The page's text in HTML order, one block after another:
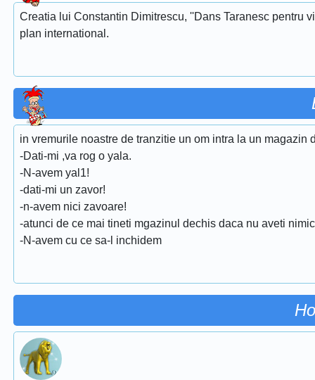
Creatia lui Constantin Dimitrescu, ''Dans Taranesc pentru
plan international.
in vremurile noastre de tranzitie un om intra la un magazin
-Dati-mi ,va rog o yala.
-N-avem yal1!
-dati-mi un zavor!
-n-avem nici zavoare!
-atunci de ce mai tineti mgazinul dechis daca nu aveti
-N-avem cu ce sa-l inchidem